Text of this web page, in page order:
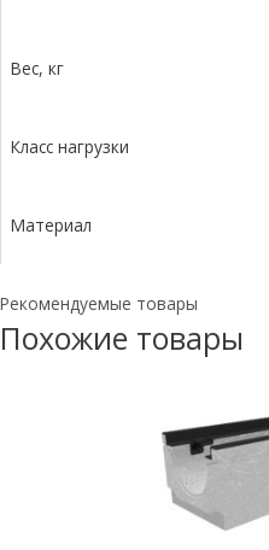
Вес, кг
Класс нагрузки
Материал
Рекомендуемые товары
Похожие товары